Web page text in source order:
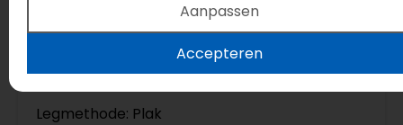
Bodiax
Serie: Stone
Legmethode: Plak
Aanpassen
Accepteren